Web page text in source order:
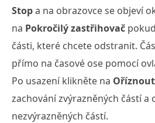
Stopa na obrazovce se objeví
na Pokročilý zastřihovač
části, které chcete odstranit.
přímo na časové ose pomocí
Po usazení klikněte na Oříznout
zachování zvýrazněných částí a
nezvýrazněných částí.